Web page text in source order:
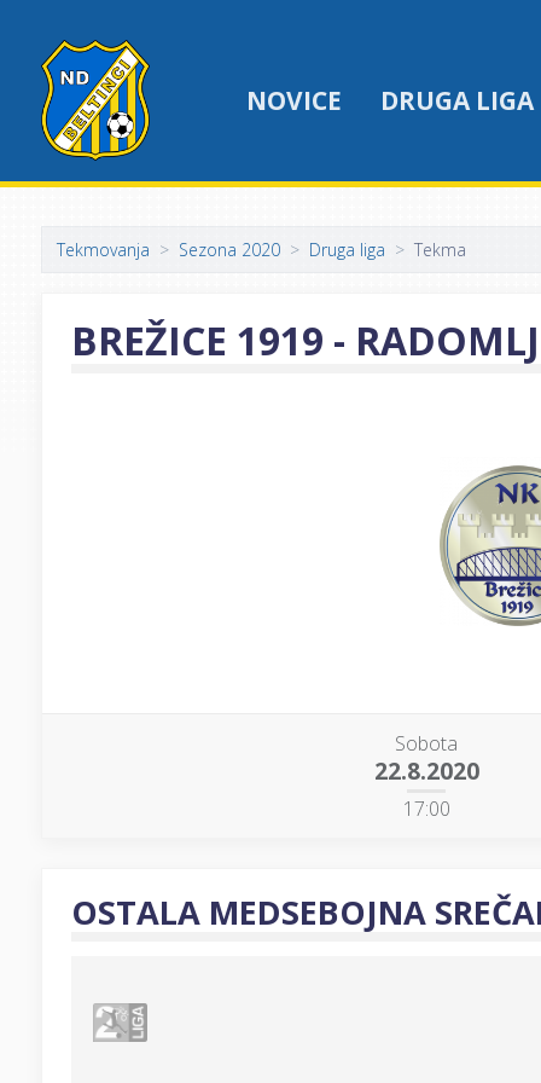
NOVICE DRUGA LIGA
Tekmovanja Sezona 2020 Druga liga Tekma
BREŽICE 1919 -
Sobota
22.8.2020
17:00
OSTALA MEDSEBOJNA